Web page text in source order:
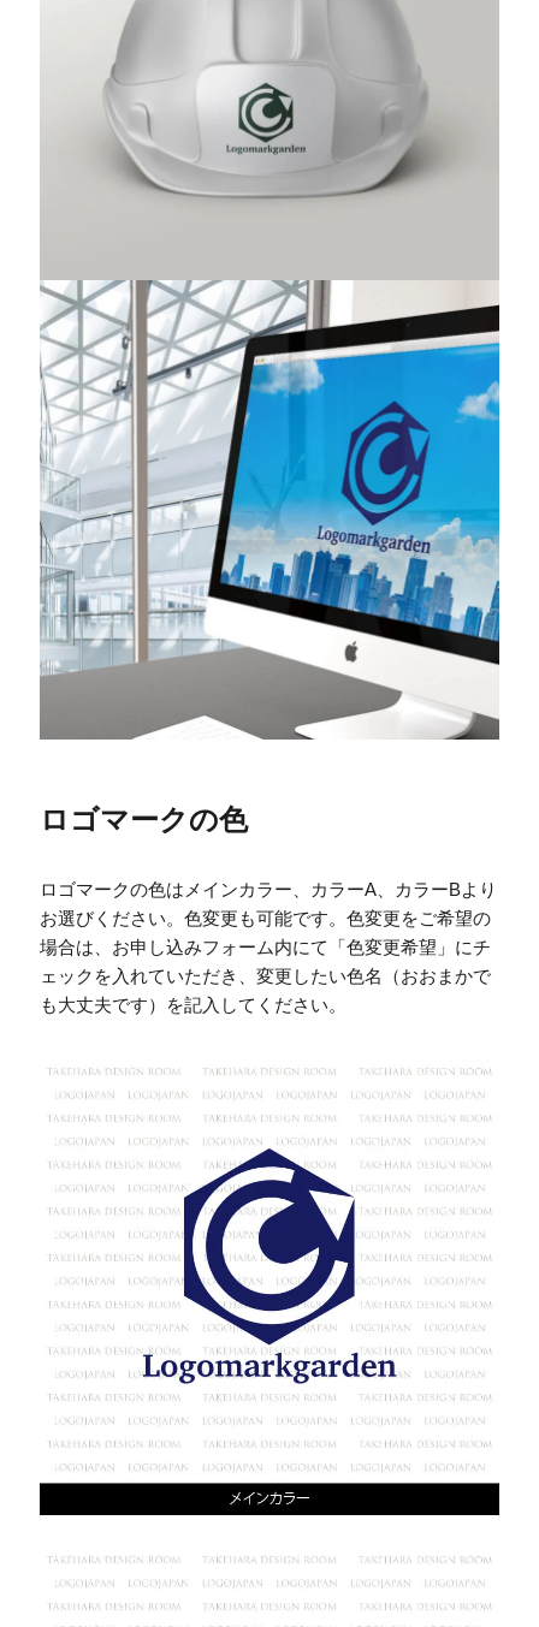
ロゴマークの色
ロゴマークの色はメインカラー、カラーA、カラーBより
お選びください。色変更も可能です。色変更をご希望の
場合は、お申し込みフォーム内にて「色変更希望」にチ
ェックを入れていただき、変更したい色名（おおまかで
も大丈夫です）を記入してください。